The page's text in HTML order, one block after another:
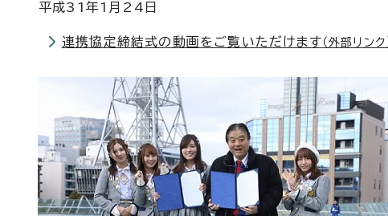
平成31年1月24日
連携協定締結式の動画をご覧いただけます （外部リンク